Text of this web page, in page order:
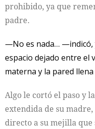
prohibido, ya que
padre.
—No es nada… —indicó,
espacio dejado entre el
materna y la pared
Algo le cortó el paso y
extendida de su
directo a su mejilla